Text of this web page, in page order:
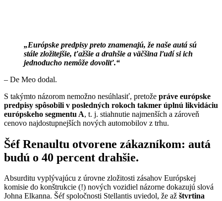
„Európske predpisy preto znamenajú, že naše autá sú
stále zložitejšie, ťažšie a drahšie a väčšina ľudí si ich
jednoducho nemôže dovoliť.“
– De Meo dodal.
S takýmto názorom nemožno nesúhlasiť, pretože práve európske
predpisy spôsobili v posledných rokoch takmer úplnú likvidáciu
európskeho segmentu A, t. j. stiahnutie najmenších a zároveň
cenovo najdostupnejších nových automobilov z trhu.
Šéf Renaultu otvorene zákazníkom: autá
budú o 40 percent drahšie.
Absurditu vyplývajúcu z úrovne zložitosti zásahov Európskej
komisie do konštrukcie (!) nových vozidiel názorne dokazujú slová
Johna Elkanna. Šéf spoločnosti Stellantis uviedol, že až štvrtina